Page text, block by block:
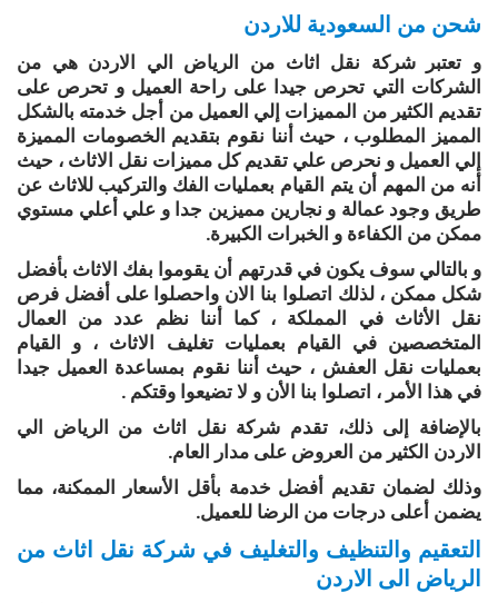
شحن من السعودية للاردن
و تعتبر شركة نقل اثاث من الرياض الي الاردن هي من
الشركات التي تحرص جيدا على راحة العميل و تحرص على
تقديم الكثير من المميزات إلي العميل من أجل خدمته بالشكل
المميز المطلوب ، حيث أننا نقوم بتقديم الخصومات المميزة
إلي العميل و نحرص علي تقديم كل مميزات نقل الاثاث ، حيث
أنه من المهم أن يتم القيام بعمليات الفك والتركيب للاثاث عن
طريق وجود عمالة و نجارين مميزين جدا و علي أعلي مستوي
ممكن من الكفاءة و الخبرات الكبيرة.
و بالتالي سوف يكون في قدرتهم أن يقوموا بفك الاثاث بأفضل
شكل ممكن ، لذلك اتصلوا بنا الان واحصلوا على أفضل فرص
نقل الأثاث في المملكة ، كما أننا نظم عدد من العمال
المتخصصين في القيام بعمليات تغليف الاثاث ، و القيام
بعمليات نقل العفش ، حيث أننا نقوم بمساعدة العميل جيدا
في هذا الأمر ، اتصلوا بنا الأن و لا تضيعوا وقتكم .
بالإضافة إلى ذلك، تقدم شركة نقل اثاث من الرياض الي
الاردن الكثير من العروض على مدار العام.
وذلك لضمان تقديم أفضل خدمة بأقل الأسعار الممكنة، مما
يضمن أعلى درجات من الرضا للعميل.
التعقيم والتنظيف والتغليف في شركة نقل اثاث من
الرياض الى الاردن